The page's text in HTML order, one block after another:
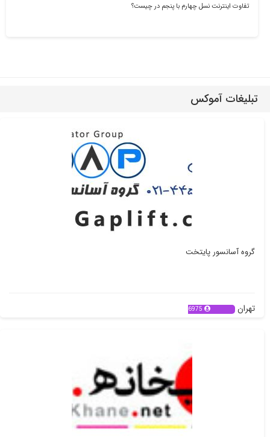
تفاوت اینترنت نسل چهارم با پنجم در چیست؟
تبلیغات آموکس
گروه آسانسور پایتخت
تهران 6975